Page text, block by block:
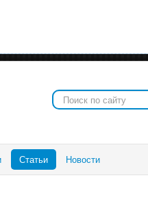
Искать...
Статьи Новости